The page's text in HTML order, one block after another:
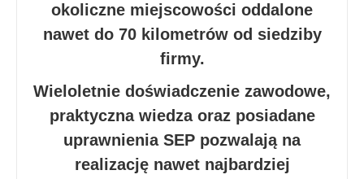
okoliczne miejscowości oddalone
nawet do 70 kilometrów od siedziby
firmy.
Wieloletnie doświadczenie zawodowe,
praktyczna wiedza oraz posiadane
uprawnienia SEP pozwalają na
realizację nawet najbardziej